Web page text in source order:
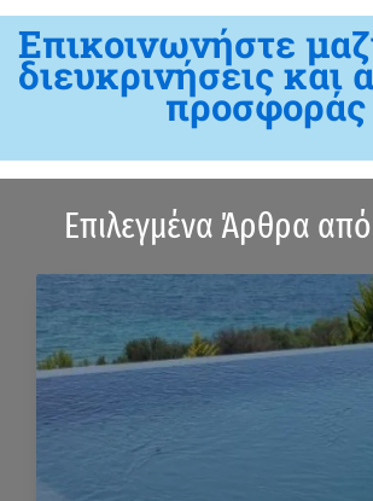
Επικοινωνήστε
διευκρινήσεις και
προσφοράς
Επιλεγμένα Άρθρα